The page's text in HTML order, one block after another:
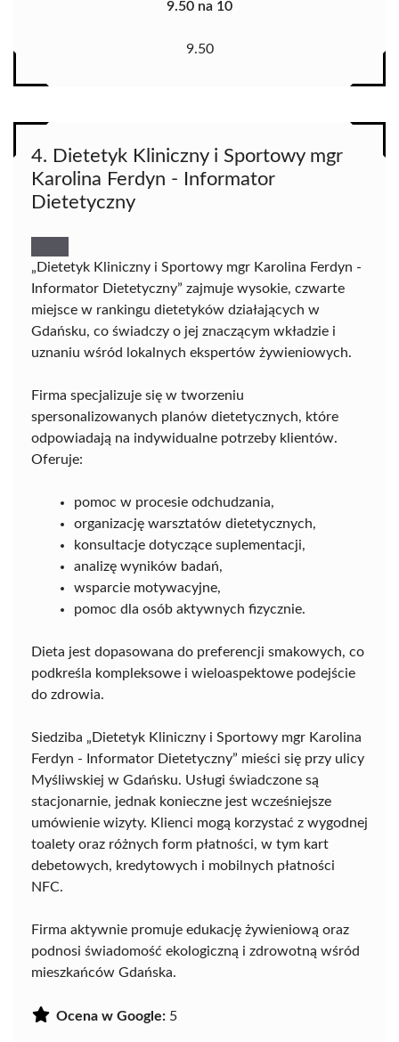
9.50 na 10
9.50
4. Dietetyk Kliniczny i Sportowy mgr
Karolina Ferdyn - Informator
Dietetyczny
„Dietetyk Kliniczny i Sportowy mgr Karolina Ferdyn -
Informator Dietetyczny” zajmuje wysokie, czwarte
miejsce w rankingu dietetyków działających w
Gdańsku, co świadczy o jej znaczącym wkładzie i
uznaniu wśród lokalnych ekspertów żywieniowych.
Firma specjalizuje się w tworzeniu
spersonalizowanych planów dietetycznych, które
odpowiadają na indywidualne potrzeby klientów.
Oferuje:
pomoc w procesie odchudzania,
organizację warsztatów dietetycznych,
konsultacje dotyczące suplementacji,
analizę wyników badań,
wsparcie motywacyjne,
pomoc dla osób aktywnych fizycznie.
Dieta jest dopasowana do preferencji smakowych, co
podkreśla kompleksowe i wieloaspektowe podejście
do zdrowia.
Siedziba „Dietetyk Kliniczny i Sportowy mgr Karolina
Ferdyn - Informator Dietetyczny” mieści się przy ulicy
Myśliwskiej w Gdańsku. Usługi świadczone są
stacjonarnie, jednak konieczne jest wcześniejsze
umówienie wizyty. Klienci mogą korzystać z wygodnej
toalety oraz różnych form płatności, w tym kart
debetowych, kredytowych i mobilnych płatności
NFC.
Firma aktywnie promuje edukację żywieniową oraz
podnosi świadomość ekologiczną i zdrowotną wśród
mieszkańców Gdańska.
Ocena w Google: 5